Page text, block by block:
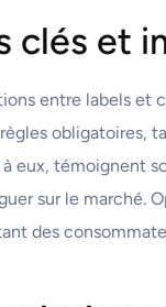
clés et
entre labels et
obligatoires,
eux, témoignent
sur le marché.
des